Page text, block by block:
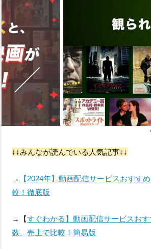
↓↓みんなが読んでいる人気記事↓↓
→
【2024年】動画配信サービスおすす
較！徹底版
→【すぐわかる】動画配信サービスお
数、売上で比較！簡易版